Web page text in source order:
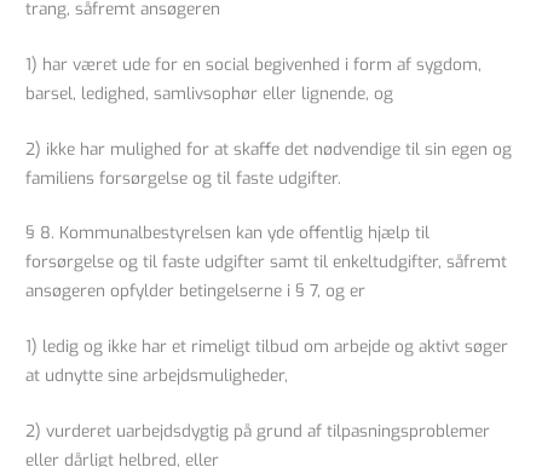
trang, såfremt ansøgeren
1) har været ude for en social begivenhed i form af sygdom,
barsel, ledighed, samlivsophør eller lignende, og
2) ikke har mulighed for at skaffe det nødvendige til sin egen og
familiens forsørgelse og til faste udgifter.
§ 8. Kommunalbestyrelsen kan yde offentlig hjælp til
forsørgelse og til faste udgifter samt til enkeltudgifter, såfremt
ansøgeren opfylder betingelserne i § 7, og er
1) ledig og ikke har et rimeligt tilbud om arbejde og aktivt søger
at udnytte sine arbejdsmuligheder,
2) vurderet uarbejdsdygtig på grund af tilpasningsproblemer
eller dårligt helbred, eller